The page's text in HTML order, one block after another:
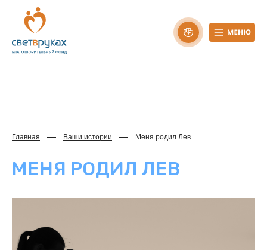
Главная Ваши истории Меня родил Лев
МЕНЯ РОДИЛ ЛЕВ